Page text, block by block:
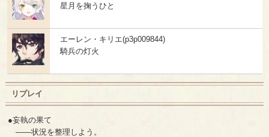
星月を掬うひと
エーレン・キリエ(p3p009844)
騎兵の灯火
リプレイ
●妄執の果て
――状況を整理しよう。